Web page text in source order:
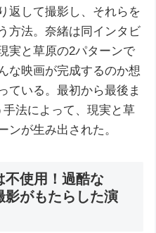
返して撮影し、それらを
方法。奈緒は同インタビ
実と草原の2パターンで
な映画が完成するのか想
ている。最初から最後ま
法によって、現実と草
ンが生み出された。
不使用！過酷な
影がもたらした演